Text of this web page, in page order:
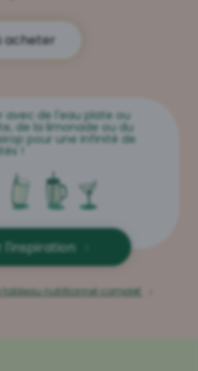
acheter
avec de l'eau plate ou
de la limonade ou du
sirop pour une infinité de
!
l'inspiration
tableau nutritionnel complet